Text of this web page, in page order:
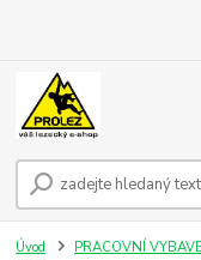
Úvod PRACOVNÍ